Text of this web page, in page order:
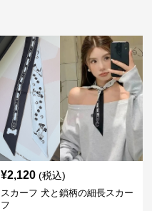
¥2,120 (税込)
スカーフ 犬と鎖柄の細長スカー
フ